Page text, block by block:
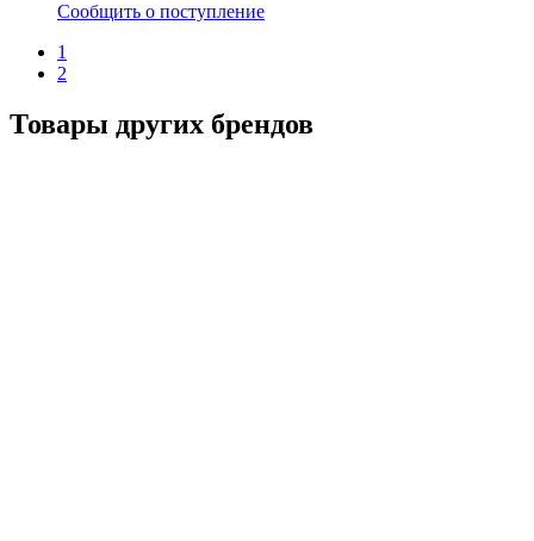
Сообщить о поступление
1
2
Товары других брендов